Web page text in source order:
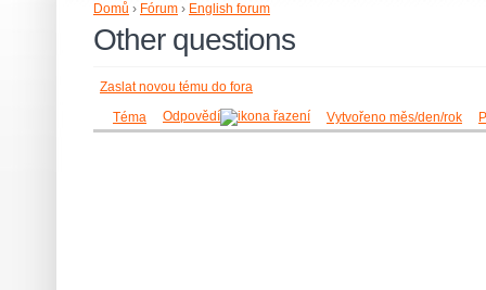
Domů › Fórum › English forum
Other questions
Zaslat novou tému do fora
Téma
Odpovědí Vytvořeno měs/den/rok